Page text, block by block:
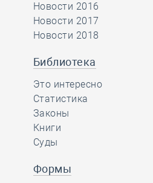
Новости 2016
Новости 2017
Новости 2018
Библиотека
Это интересно
Статистика
Законы
Книги
Суды
Формы